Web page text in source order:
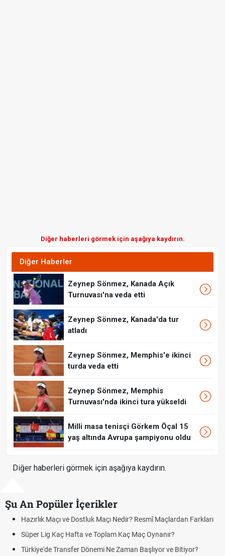
Diğer haberleri görmek için aşağıya kaydırın.
Diğer Haberler
Zeynep Sönmez, Kanada Açık
Turnuvası'na veda etti
Zeynep Sönmez, Kanada'da tur
atladı
Zeynep Sönmez, Memphis'e ikinci
turda veda etti
Zeynep Sönmez, Memphis
Turnuvası'nda ikinci tura yükseldi
Milli masa tenisçi Görkem Öçal 15
yaş altında Avrupa şampiyonu oldu
Diğer haberleri görmek için aşağıya kaydırın.
Şu An Popüler İçerikler
ve Dostluk Maçı Nedir? Resmî Maçlardan Farkları
Kaç Hafta ve Toplam Kaç Maç Oynanır?
Transfer Dönemi Ne Zaman Başlıyor ve Bitiyor?
Puan
Futbol